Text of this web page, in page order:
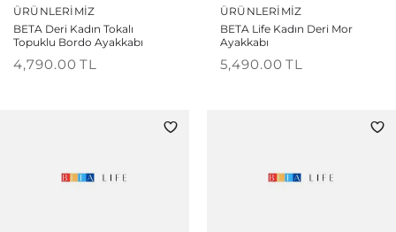
ÜRÜNLERIMIZ
BETA Deri Kadın Tokalı
Topuklu Bordo Ayakkabı
4,790.00 TL
ÜRÜNLERIMIZ
BETA Life Kadın Deri Mor
Ayakkabı
5,490.00 TL